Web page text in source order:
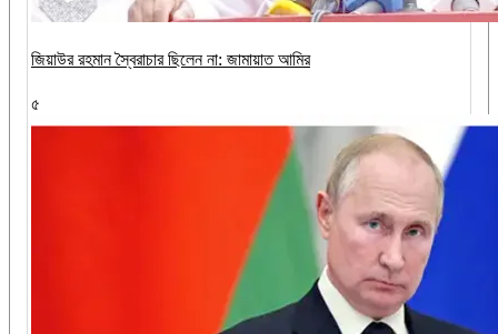
জিয়াউর রহমান স্বৈরাচার ছিলেন না: জামায়াত আমির
৫